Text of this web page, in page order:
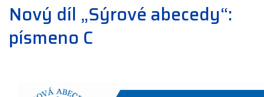
Nový díl „Sýrové abecedy“:
písmeno C